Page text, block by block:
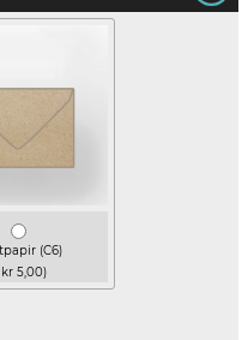
(C6)
5,00)